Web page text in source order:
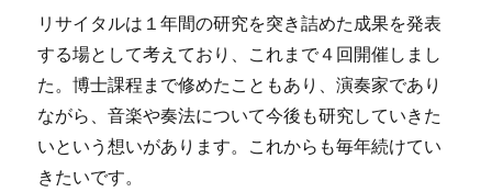
リサイタルは１年間の研究を突き詰めた成果を発表
する場として考えており、これまで４回開催しまし
た。博士課程まで修めたこともあり、演奏家であり
ながら、音楽や奏法について今後も研究していきた
いという想いがあります。これからも毎年続けてい
きたいです。